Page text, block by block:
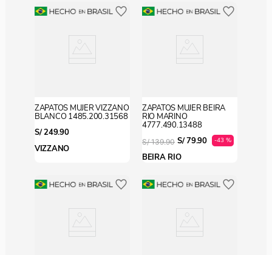
ZAPATOS MUJER VIZZANO
BLANCO 1485.200.31568
S/ 249.90
VIZZANO
ZAPATOS MUJER BEIRA
RIO MARINO
4777.490.13488
S/ 139.90 S/ 79.90 -43 %
BEIRA RIO